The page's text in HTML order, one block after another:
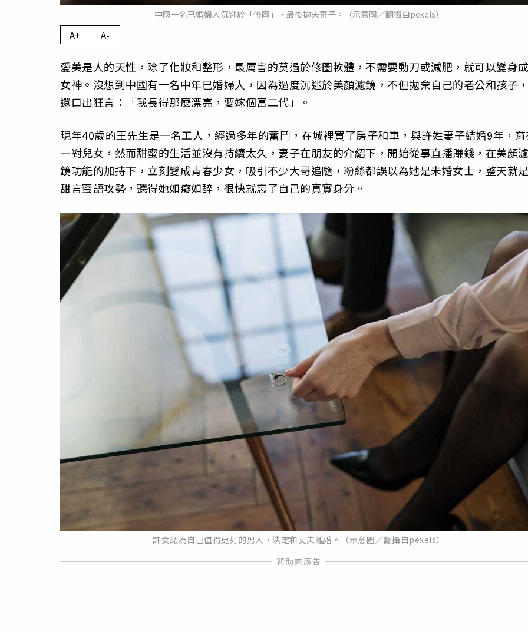
中國一名已婚婦人沉迷於「修圖」，最後拋夫棄子。（示意圖／翻攝自pexels）
A+ A-
愛美是人的天性，除了化妝和整形，最厲害的莫過於修圖軟體，不需要動刀或減肥，就可以變身
女神。沒想到中國有一名中年已婚婦人，因為過度沉迷於美顏濾鏡，不但拋棄自己的老公和孩子
還口出狂言：「我長得那麼漂亮，要嫁個富二代」。
現年40歲的王先生是一名工人，經過多年的奮鬥，在城裡買了房子和車，與許姓妻子結婚9年，
一對兒女，然而甜蜜的生活並沒有持續太久，妻子在朋友的介紹下，開始從事直播賺錢，在美顏
鏡功能的加持下，立刻變成青春少女，吸引不少大哥追隨，粉絲都誤以為她是未婚女士，整天就
甜言蜜語攻勢，聽得她如癡如醉，很快就忘了自己的真實身分。
許女認為自己值得更好的男人，決定和丈夫離婚。（示意圖／翻攝自pexels）